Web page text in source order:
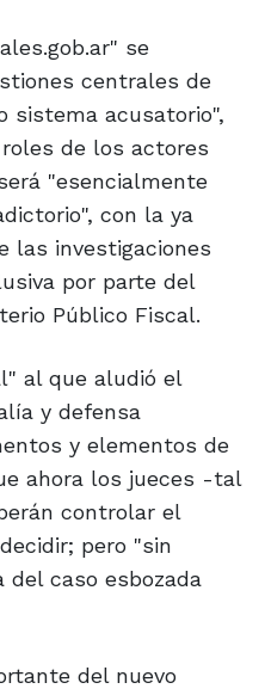
se
centrales de
sistema acusatorio",
de los actores
"esencialmente
con la ya
las investigaciones
por parte del
Público Fiscal.
al que aludió el
y defensa
y elementos de
ahora los jueces -tal
controlar el
pero "sin
caso esbozada
del nuevo